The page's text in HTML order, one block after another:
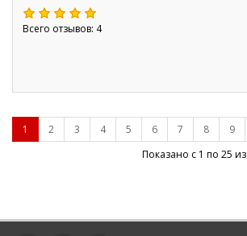
Всего отзывов: 4
1 2 3 4 5 6 7 8 9
Показано с 1 по 25 из